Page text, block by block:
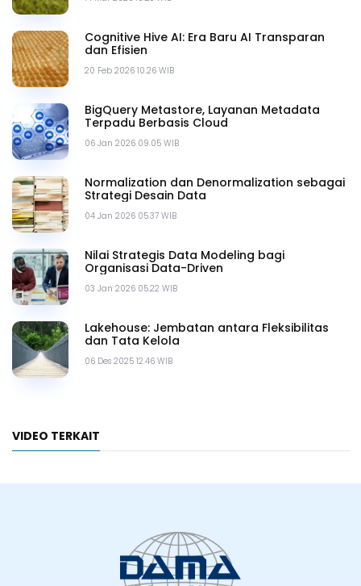
20 Feb 2026 10.26 WIB
Cognitive Hive AI: Era Baru AI Transparan
dan Efisien
06 Jan 2026 09.05 WIB
BigQuery Metastore, Layanan Metadata
Terpadu Berbasis Cloud
04 Jan 2026 05.37 WIB
Normalization dan Denormalization sebagai
Strategi Desain Data
03 Jan 2026 05.22 WIB
Nilai Strategis Data Modeling bagi
Organisasi Data-Driven
06 Des 2025 12.46 WIB
Lakehouse: Jembatan antara Fleksibilitas
dan Tata Kelola
VIDEO TERKAIT